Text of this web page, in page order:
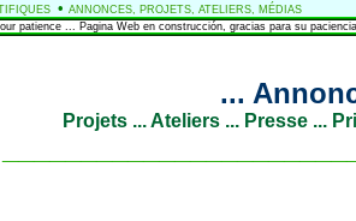
• ANNONCES, PROJETS, ATELIERS, MÉDIAS
patience ... Pagina Web en construcción, gracias para su
...
Projets ... Ateliers ... Presse ...